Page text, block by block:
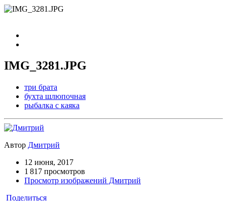
IMG_3281.JPG
три брата
бухта шлюпочная
рыбалка с каяка
Автор Дмитрий
12 июня, 2017
1 817 просмотров
Просмотр изображений Дмитрий
Поделиться